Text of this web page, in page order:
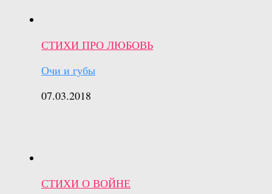
СТИХИ ПРО ЛЮБОВЬ
Очи и губы
07.03.2018
СТИХИ О ВОЙНЕ